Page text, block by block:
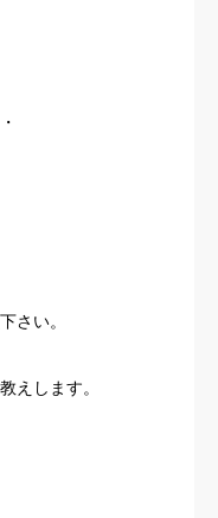
さい。
えします。